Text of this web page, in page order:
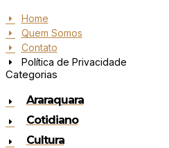
Home
Quem Somos
Contato
Política de Privacidade
Categorias
Araraquara
Cotidiano
Cultura